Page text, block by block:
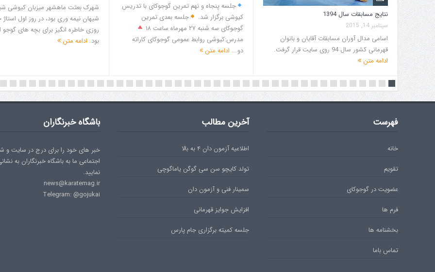
نتایج مسابقات سال 1394
سپتامبر 14, 2015
اسامی مدال آوران مسابقات آقایان و بانوان
قهرمانی کشور سال 94 روی سایت قرار گرفت.
ادامه متن
جلسه پنجاه و نهم تمرین گوجوکای با تدریس
کیوشی برگزار شد.
جلسه بعدی تمرین
گوجوکای سه شنبه ۲۷ مهرماه ساعت ۱۸
مدرس:کیوشی روابط عمومی گوجوکای کاراته
دو... ادامه متن
شهرک بعثت ماهشهر میزبان کیوشی
شیهان نیمه وری بود، در روز اول استاژ
روزی خاطره انگیز برای بچه های
بود. ادامه متن
فهرست
خانه
تقویم
عضویت در گوجوکای
فرم ها
بخشنامه ها
تماس باما
آخرین مطالب
اطلاعیه آزمون دان ۴ به بالا
تولد کایچو سن سی گوگن یاماگوچی
سمینار فنی و آزمون دان
افزایش جوایز قهرمانی
جلسه کمیته برگزاری جام پارس
باشگاه خبرنگاران
خبر های خود را برای درج در سایت و
اجتماعی ما به باشگاه خبرنگاران به
نمایید.
news@karatemag.ir
Telegram: @gojukai